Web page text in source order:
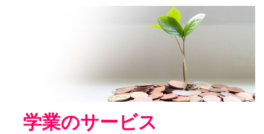
学業のサービス